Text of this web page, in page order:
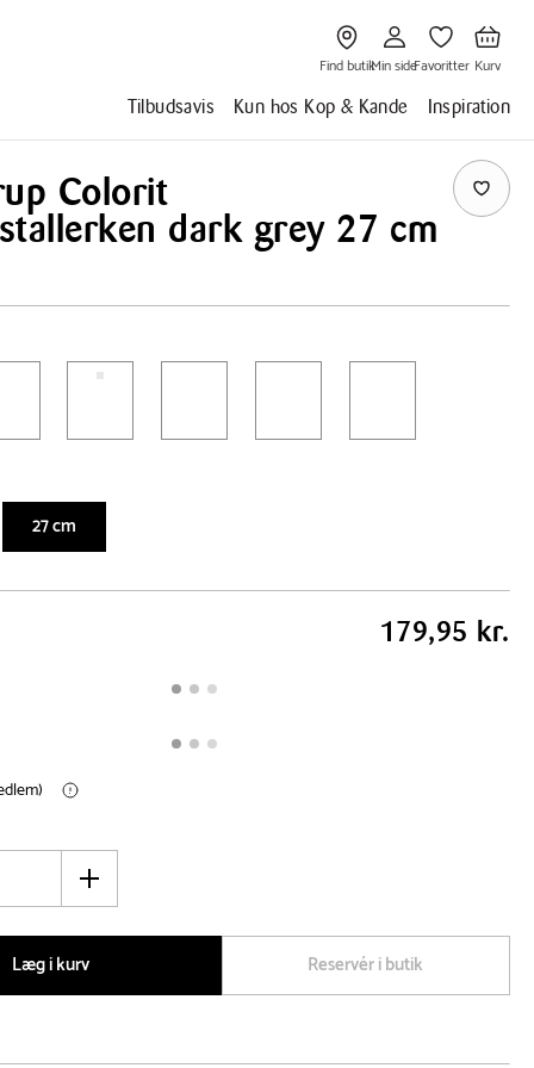
Gå
til
Find
butik
Find butik
til
Min
side
Min side
til
Favoritter
Favoritter
til
Kurv
Kurv
Tilbudsavis Kun hos Kop & Kande Inspiration
Colorit
dark grey 27 cm
27 cm
179,95 kr.
Øg
Læg i kurv
Reservér i butik